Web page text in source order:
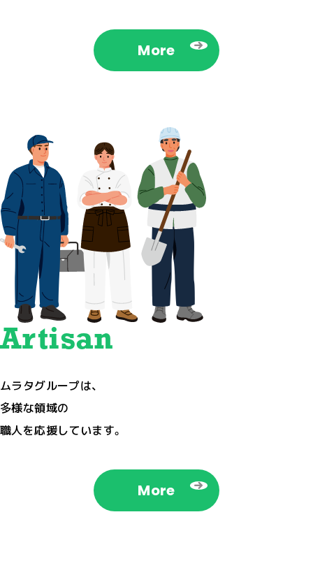
More
Artisan
ムラタグループは、
多様な領域の
職人を応援しています。
More